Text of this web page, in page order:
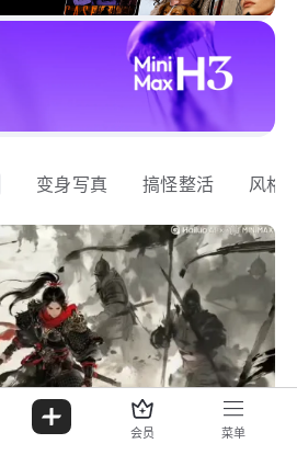
变身写真 搞怪整活 风格
会员 菜单